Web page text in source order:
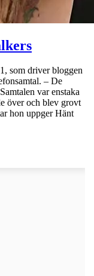
som driver bloggen
– De
var enstaka
över och blev grovt
hon uppger Hänt